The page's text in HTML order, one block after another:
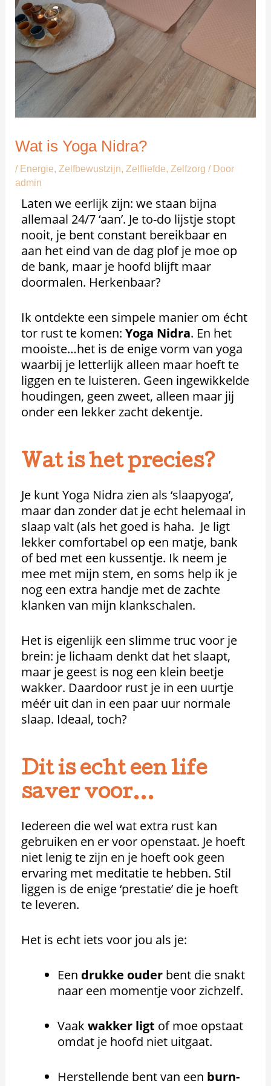
Wat is Yoga Nidra?
/ Energie, Zelfbewustzijn, Zelfliefde, Zelfzorg / Door
admin
Laten we eerlijk zijn: we staan bijna
allemaal 24/7 ‘aan’. Je to-do lijstje stopt
nooit, je bent constant bereikbaar en
aan het eind van de dag plof je moe op
de bank, maar je hoofd blijft maar
doormalen. Herkenbaar?
Ik ontdekte een simpele manier om écht
tor rust te komen: Yoga Nidra. En het
mooiste…het is de enige vorm van yoga
waarbij je letterlijk alleen maar hoeft te
liggen en te luisteren. Geen ingewikkelde
houdingen, geen zweet, alleen maar jij
onder een lekker zacht dekentje.
Wat is het precies?
Je kunt Yoga Nidra zien als ‘slaapyoga’,
maar dan zonder dat je echt helemaal in
slaap valt (als het goed is haha. Je ligt
lekker comfortabel op een matje, bank
of bed met een kussentje. Ik neem je
mee met mijn stem, en soms help ik je
nog een extra handje met de zachte
klanken van mijn klankschalen.
Het is eigenlijk een slimme truc voor je
brein: je lichaam denkt dat het slaapt,
maar je geest is nog een klein beetje
wakker. Daardoor rust je in een uurtje
méér uit dan in een paar uur normale
slaap. Ideaal, toch?
Dit is echt een life
saver voor...
Iedereen die wel wat extra rust kan
gebruiken en er voor openstaat. Je hoeft
niet lenig te zijn en je hoeft ook geen
ervaring met meditatie te hebben. Stil
liggen is de enige ‘prestatie’ die je hoeft
te leveren.
Het is echt iets voor jou als je:
Een drukke ouderbent die snakt
naar een momentje voor zichzelf.
Vaak wakker ligt of moe opstaat
omdat je hoofd niet uitgaat.
Herstellende bent van een burn-